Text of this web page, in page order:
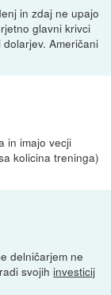
in zdaj ne upajo
glavni krivci
Američani
in imajo vecji
kolicina treninga)
delničarjem ne
svojihinvesticij